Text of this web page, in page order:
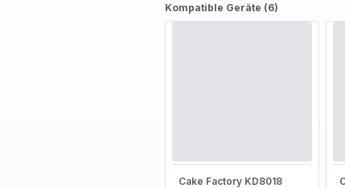
Kompatible Geräte (6)
Cake Factory KD8018